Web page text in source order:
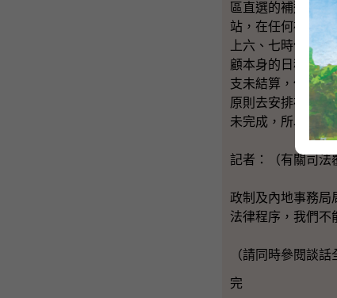
區直選的補選，
站，在任何補選，
上六、七時便要
顧本身的日程，未
支未結算，但是大
原則去安排補選。
未完成，所以我們
記者：（有關司法
政制及內地事務局
法律程序，我們不
（請同時參閱談話
完